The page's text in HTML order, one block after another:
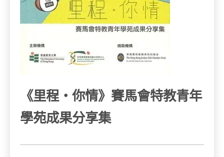
《里程・你情》賽馬會特教青年
學苑成果分享集